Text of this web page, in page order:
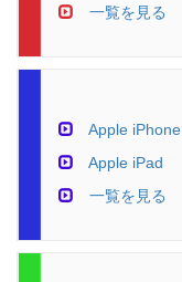
一覧を見る
Apple iPhone
Apple iPad
一覧を見る